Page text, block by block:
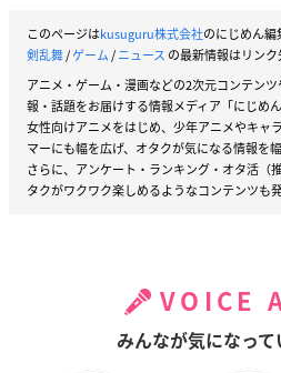
このページはkusuguru株式会社のにじめん編
剣乱舞/ゲーム/ニュース の最新情報はリンク
アニメ・ゲーム・漫画などの2次元コンテン
報・話題をお届けする情報メディア「にじめん
女性向けアニメをはじめ、少年アニメやキャ
マーにも幅を広げ、オタクが気になる情報を
さらに、アンケート・ランキング・オタ活（
タクがワクワク楽しめるようなコンテンツも
VOICE
みんなが気になっ